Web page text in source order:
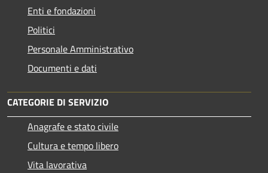
Enti e fondazioni
Politici
Personale Amministrativo
Documenti e dati
CATEGORIE DI SERVIZIO
Anagrafe e stato civile
Cultura e tempo libero
Vita lavorativa